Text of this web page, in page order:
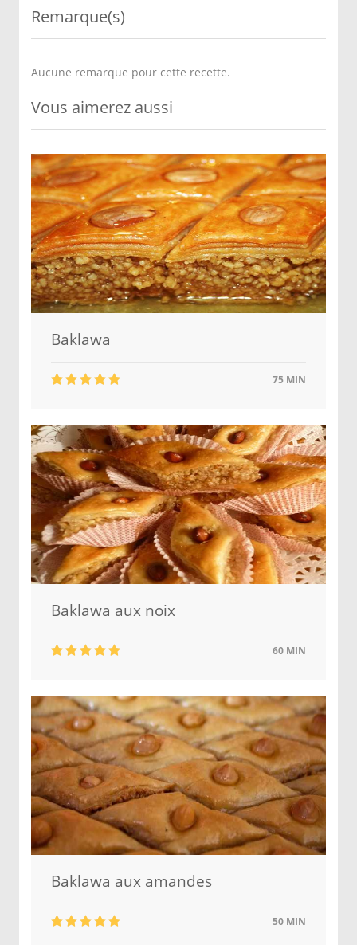
Remarque(s)
Aucune remarque pour cette recette.
Vous aimerez aussi
Baklawa
75 MIN
Baklawa aux noix
60 MIN
Baklawa aux amandes
50 MIN